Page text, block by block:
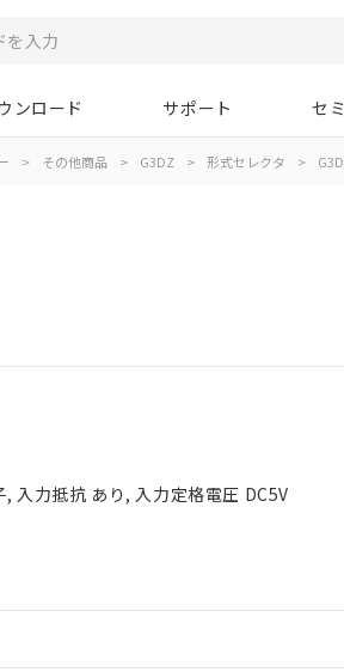
ンロード サポート セ
> その他商品 > G3DZ > 形式セレクタ >
入力抵抗 あり, 入力定格電圧 DC5V